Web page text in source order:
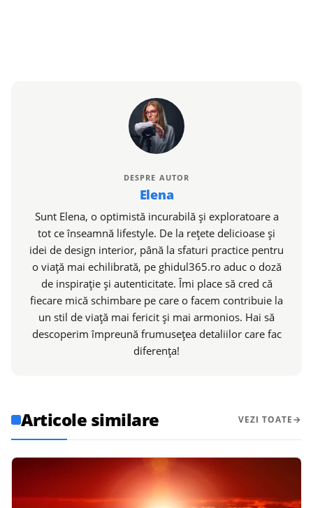
DESPRE AUTOR
Elena
Sunt Elena, o optimistă incurabilă și exploratoare a
tot ce înseamnă lifestyle. De la rețete delicioase și
idei de design interior, până la sfaturi practice pentru
o viață mai echilibrată, pe ghidul365.ro aduc o doză
de inspirație și autenticitate. Îmi place să cred că
fiecare mică schimbare pe care o facem contribuie la
un stil de viață mai fericit și mai armonios. Hai să
descoperim împreună frumusețea detaliilor care fac
diferența!
Articole similare VEZI TOATE